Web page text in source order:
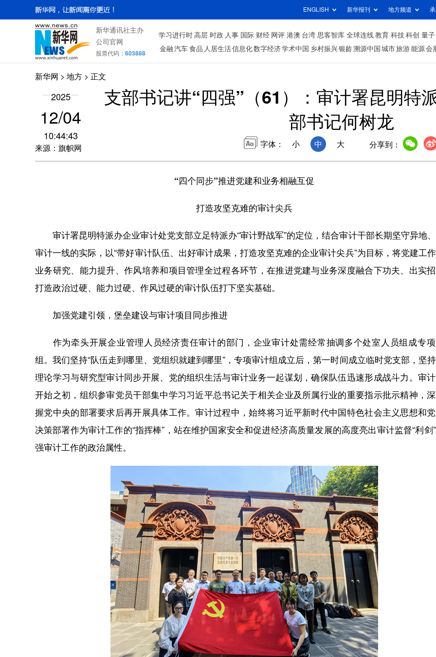
ENGLISH 新华报刊 地方频道
新华通讯社主办
公司官网
股票代码： 603888
学习进行时 高层 时政 人事 国际 财经 网评 港澳 台湾 思客智库 全球连线 教育 科技 科创 量子
金融 汽车 食品 人居生活信息化数字经济学术中国 乡村振兴银龄溯源中国 城市旅游 能源 会
新华网 > 地方 > 正文
2025
12/04
10:44:43
来源：旗帜网
支部书记讲“四强”（61）：审计署昆明特
部书记何树龙
字体： 小 中 大 分享到：
“四个同步”推进党建和业务相融互促
打造攻坚克难的审计尖兵
审计署昆明特派办企业审计处党支部立足特派办“审计野战军”的定位，结合审计干部长期坚守异地
审计一线的实际，以“带好审计队伍、出好审计成果，打造攻坚克难的企业审计尖兵”为目标，将党建工
业务研究、能力提升、作风培养和项目管理全过程各环节，在推进党建与业务深度融合下功夫、出实
打造政治过硬、能力过硬、作风过硬的审计队伍打下坚实基础。
加强党建引领，堡垒建设与审计项目同步推进
作为牵头开展企业管理人员经济责任审计的部门，企业审计处需经常抽调多个处室人员组成专
组。我们坚持“队伍走到哪里、党组织就建到哪里”，专项审计组成立后，第一时间成立临时党支部，坚
理论学习与研究型审计同步开展、党的组织生活与审计业务一起谋划，确保队伍迅速形成战斗力。审
开始之初，组织参审党员干部集中学习习近平总书记关于相关企业及所属行业的重要指示批示精神，
握党中央的部署要求后再开展具体工作。审计过程中，始终将习近平新时代中国特色社会主义思想和
决策部署作为审计工作的“指挥棒”，站在维护国家安全和促进经济高质量发展的高度亮出审计监督“利剑
强审计工作的政治属性。